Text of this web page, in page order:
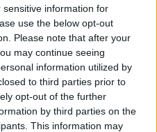
information for
use the below opt-out
Please note that after your
may continue seeing
information utilized by
to third parties prior to
opt-out of the further
by third parties on the
This information may
δεν